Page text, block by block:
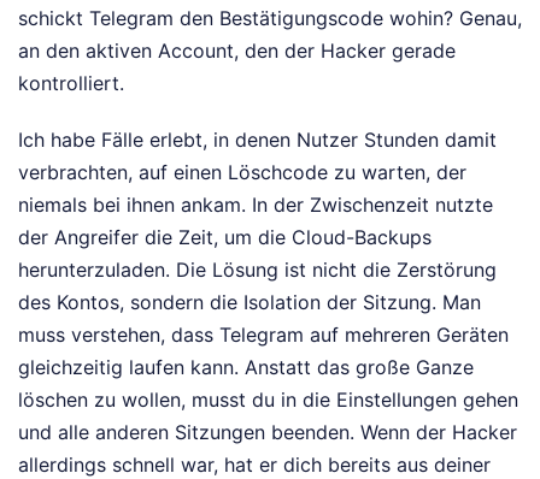
schickt Telegram den Bestätigungscode wohin? Genau,
an den aktiven Account, den der Hacker gerade
kontrolliert.
Ich habe Fälle erlebt, in denen Nutzer Stunden damit
verbrachten, auf einen Löschcode zu warten, der
niemals bei ihnen ankam. In der Zwischenzeit nutzte
der Angreifer die Zeit, um die Cloud-Backups
herunterzuladen. Die Lösung ist nicht die Zerstörung
des Kontos, sondern die Isolation der Sitzung. Man
muss verstehen, dass Telegram auf mehreren Geräten
gleichzeitig laufen kann. Anstatt das große Ganze
löschen zu wollen, musst du in die Einstellungen gehen
und alle anderen Sitzungen beenden. Wenn der Hacker
allerdings schnell war, hat er dich bereits aus deiner